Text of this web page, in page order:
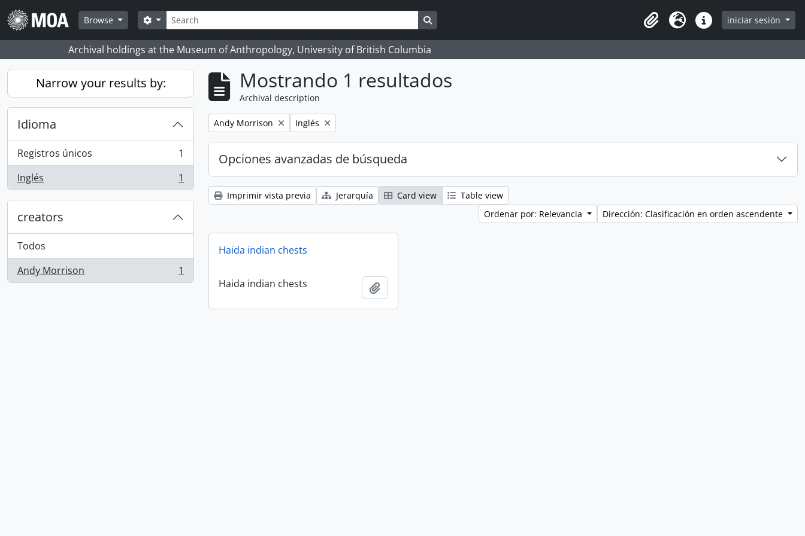
Skip to main content
Browse
Búsqueda
Search options Search in browse page
Clipboard
Idioma Enlaces rápidos
iniciar sesión
Archival holdings at the Museum of Anthropology, University of British Columbia
Narrow your results by:
Idioma
Registros únicos
, 1 resultados
1
Inglés
, 1 resultados 1
creators
Todos
Andy Morrison
, 1 resultados 1
Mostrando 1 resultados
Archival description
Remove filter:
Andy Morrison Remove filter:
Inglés
Opciones avanzadas de búsqueda
Imprimir vista previa Jerarquía Card view
Table view
Ordenar por: Relevancia
Dirección: Clasificación en orden ascendente
Haida indian chests
Haida indian chests